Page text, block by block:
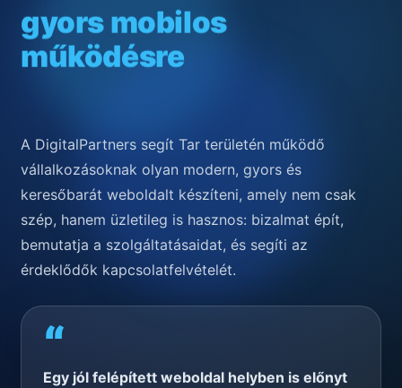
gyors mobilos
működésre
A DigitalPartners segít Tar területén működő
vállalkozásoknak olyan modern, gyors és
keresőbarát weboldalt készíteni, amely nem csak
szép, hanem üzletileg is hasznos: bizalmat épít,
bemutatja a szolgáltatásaidat, és segíti az
érdeklődők kapcsolatfelvételét.
“
Egy jól felépített weboldal helyben is előnyt